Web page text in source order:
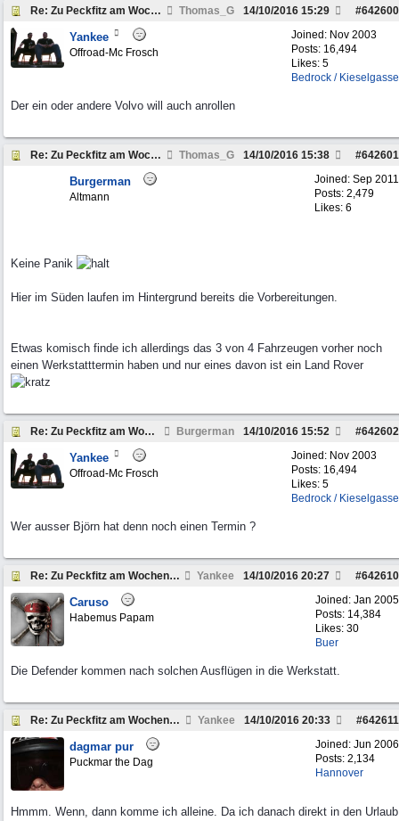
Re: Zu Peckfitz am Wochenende um den 22.10. 2016 Thomas_G #642600
14/10/2016 15:29
Joined: Nov 2003
Posts: 16,494
Likes: 5
Bedrock / Kieselgasse
Yankee
Offroad-Mc Frosch
Der ein oder andere Volvo will auch anrollen
Re: Zu Peckfitz am Wochenende um den 22.10. 2016 Thomas_G #642601
14/10/2016 15:38
Joined: Sep 2011
Posts: 2,479
Likes: 6
Burgerman
Altmann
Keine Panik
Hier im Süden laufen im Hintergrund bereits die Vorbereitungen.
Etwas komisch finde ich allerdings das 3 von 4 Fahrzeugen vorher noch
einen Werkstatttermin haben und nur eines davon ist ein Land Rover
Re: Zu Peckfitz am Wochenende um den 22.10. 2016 Burgerman #642602
14/10/2016 15:52
Joined: Nov 2003
Posts: 16,494
Likes: 5
Bedrock / Kieselgasse
Yankee
Offroad-Mc Frosch
Wer ausser Björn hat denn noch einen Termin ?
Re: Zu Peckfitz am Wochenende um den 22.10. 2016 Yankee #642610
14/10/2016 20:27
Joined: Jan 2005
Posts: 14,384
Likes: 30
Buer
Caruso
Habemus Papam
Die Defender kommen nach solchen Ausflügen in die Werkstatt.
Re: Zu Peckfitz am Wochenende um den 22.10. 2016 Yankee #642611
14/10/2016 20:33
Joined: Jun 2006
Posts: 2,134
Hannover
dagmar pur
Puckmar the Dag
Hmmm. Wenn, dann komme ich alleine. Da ich danach direkt in den Urlaub